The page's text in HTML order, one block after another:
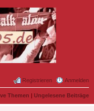
Anmelden
Registrieren
Themen | Ungelesene Beiträge